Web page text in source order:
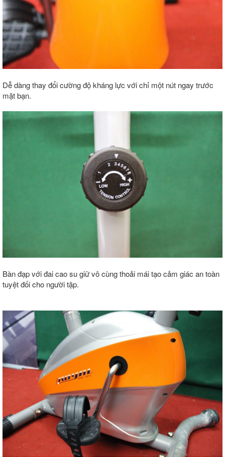
Dễ dàng thay đổi cường độ kháng lực với chỉ một nút ngay trước
mặt bạn.
Bàn đạp với đai cao su giữ vô cùng thoải mái tạo cảm giác an toàn
tuyệt đối cho người tập.